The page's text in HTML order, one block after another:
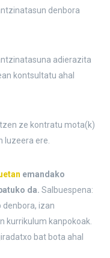
denbora
adierazita
kontsultatu ahal
ze kontratu mota(k)
luzeera ere.
emandako
da. Salbuespena:
izan
kurrikulum kanpokoak.
bat bota ahal